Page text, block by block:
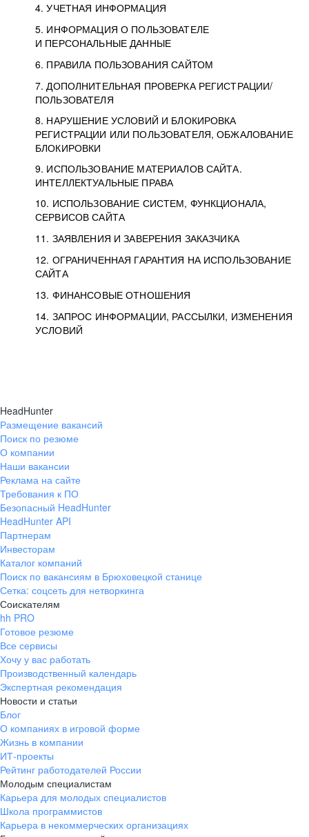
4. УЧЕТНАЯ ИНФОРМАЦИЯ
5. ИНФОРМАЦИЯ О ПОЛЬЗОВАТЕЛЕ
И ПЕРСОНАЛЬНЫЕ ДАННЫЕ
6. ПРАВИЛА ПОЛЬЗОВАНИЯ САЙТОМ
7. ДОПОЛНИТЕЛЬНАЯ ПРОВЕРКА РЕГИСТРАЦИИ/
ПОЛЬЗОВАТЕЛЯ
8. НАРУШЕНИЕ УСЛОВИЙ И БЛОКИРОВКА
РЕГИСТРАЦИИ ИЛИ ПОЛЬЗОВАТЕЛЯ, ОБЖАЛОВАНИЕ
БЛОКИРОВКИ
9. ИСПОЛЬЗОВАНИЕ МАТЕРИАЛОВ САЙТА.
ИНТЕЛЛЕКТУАЛЬНЫЕ ПРАВА
10. ИСПОЛЬЗОВАНИЕ СИСТЕМ, ФУНКЦИОНАЛА,
СЕРВИСОВ САЙТА
11. ЗАЯВЛЕНИЯ И ЗАВЕРЕНИЯ ЗАКАЗЧИКА
12. ОГРАНИЧЕННАЯ ГАРАНТИЯ НА ИСПОЛЬЗОВАНИЕ
САЙТА
13. ФИНАНСОВЫЕ ОТНОШЕНИЯ
14. ЗАПРОС ИНФОРМАЦИИ, РАССЫЛКИ, ИЗМЕНЕНИЯ
УСЛОВИЙ
HeadHunter
Размещение вакансий
Поиск по резюме
О компании
Наши вакансии
Реклама на сайте
Требования к ПО
Безопасный HeadHunter
HeadHunter API
Партнерам
Инвесторам
Каталог компаний
Поиск по вакансиям в Брюховецкой станице
Сетка: соцсеть для нетворкинга
Соискателям
hh PRO
Готовое резюме
Все сервисы
Хочу у вас работать
Производственный календарь
Экспертная рекомендация
Новости и статьи
Блог
О компаниях в игровой форме
Жизнь в компании
ИТ-проекты
Рейтинг работодателей России
Молодым специалистам
Карьера для молодых специалистов
Школа программистов
Карьера в некоммерческих организациях